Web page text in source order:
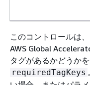
このコントロールは
AWS Global
タグがあるかどうか
requiredTagKeys